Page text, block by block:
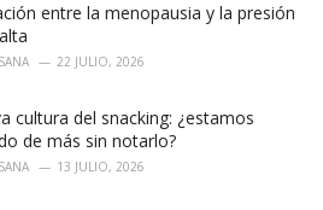
entre la menopausia y la presión
22 JULIO, 2026
cultura del snacking: ¿estamos
de más sin notarlo?
13 JULIO, 2026